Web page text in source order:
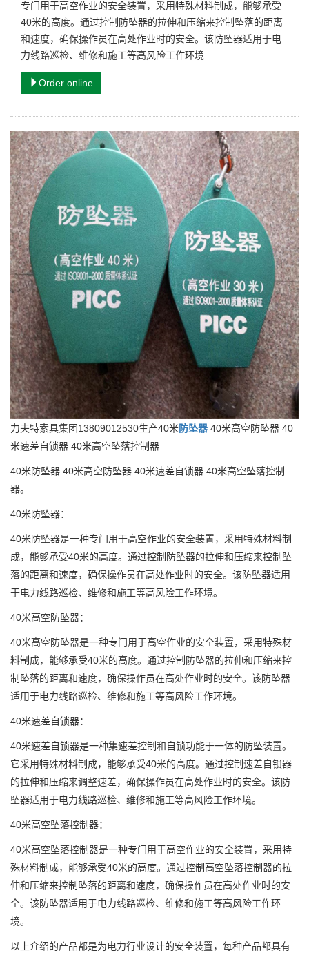
专门用于高空作业的安全装置，采用特殊材料制成，能够承受
40米的高度。通过控制防坠器的拉伸和压缩来控制坠落的距离
和速度，确保操作员在高处作业时的安全。该防坠器适用于电
力线路巡检、维修和施工等高风险工作环境
Order online
力夫特索具集团13809012530生产40米防坠器40米高空防坠器 40
米速差自锁器 40米高空坠落控制器
40米防坠器 40米高空防坠器 40米速差自锁器 40米高空坠落控制
器。
40米防坠器：
40米防坠器是一种专门用于高空作业的安全装置，采用特殊材料制
成，能够承受40米的高度。通过控制防坠器的拉伸和压缩来控制坠
落的距离和速度，确保操作员在高处作业时的安全。该防坠器适用
于电力线路巡检、维修和施工等高风险工作环境。
40米高空防坠器：
40米高空防坠器是一种专门用于高空作业的安全装置，采用特殊材
料制成，能够承受40米的高度。通过控制防坠器的拉伸和压缩来控
制坠落的距离和速度，确保操作员在高处作业时的安全。该防坠器
适用于电力线路巡检、维修和施工等高风险工作环境。
40米速差自锁器：
40米速差自锁器是一种集速差控制和自锁功能于一体的防坠装置。
它采用特殊材料制成，能够承受40米的高度。通过控制速差自锁器
的拉伸和压缩来调整速差，确保操作员在高处作业时的安全。该防
坠器适用于电力线路巡检、维修和施工等高风险工作环境。
40米高空坠落控制器：
40米高空坠落控制器是一种专门用于高空作业的安全装置，采用特
殊材料制成，能够承受40米的高度。通过控制高空坠落控制器的拉
伸和压缩来控制坠落的距离和速度，确保操作员在高处作业时的安
全。该防坠器适用于电力线路巡检、维修和施工等高风险工作环
境。
以上介绍的产品都是为电力行业设计的安全装置，每种产品都具有